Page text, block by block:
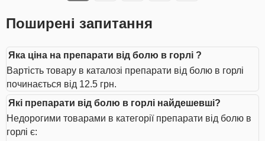
Поширені запитання
Яка ціна на препарати від болю в горлі ?
Вартість товару в каталозі препарати від болю в горлі
починається від 12.5 грн.
Які препарати від болю в горлі найдешевші?
Недорогими товарами в категорії препарати від болю в
горлі є: